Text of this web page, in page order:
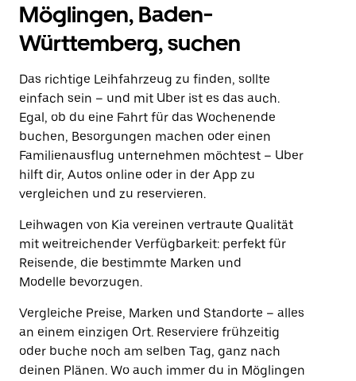
Möglingen, Baden-
Württemberg, suchen
Das richtige Leihfahrzeug zu finden, sollte
einfach sein – und mit Uber ist es das auch.
Egal, ob du eine Fahrt für das Wochenende
buchen, Besorgungen machen oder einen
Familienausflug unternehmen möchtest – Uber
hilft dir, Autos online oder in der App zu
vergleichen und zu reservieren.
Leihwagen von Kia vereinen vertraute Qualität
mit weitreichender Verfügbarkeit: perfekt für
Reisende, die bestimmte Marken und
Modelle bevorzugen.
Vergleiche Preise, Marken und Standorte – alles
an einem einzigen Ort. Reserviere frühzeitig
oder buche noch am selben Tag, ganz nach
deinen Plänen. Wo auch immer du in Möglingen